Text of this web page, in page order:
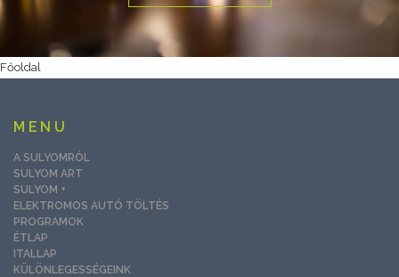
Főoldal
MENU
A SULYOMRÓL
SULYOM ART
SULYOM +
ELEKTROMOS AUTÓ TÖLTÉS
PROGRAMOK
ÉTLAP
ITALLAP
KÜLÖNLEGESSÉGEINK